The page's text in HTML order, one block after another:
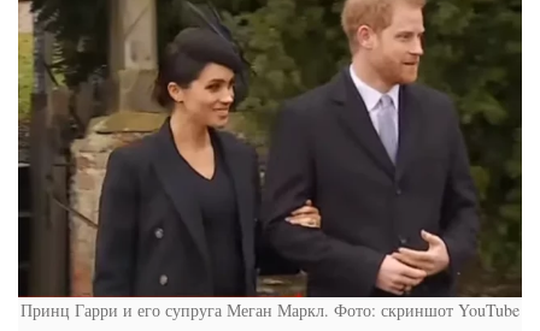
Принц Гарри и его супруга Меган Маркл. Фото: скриншот YouTube